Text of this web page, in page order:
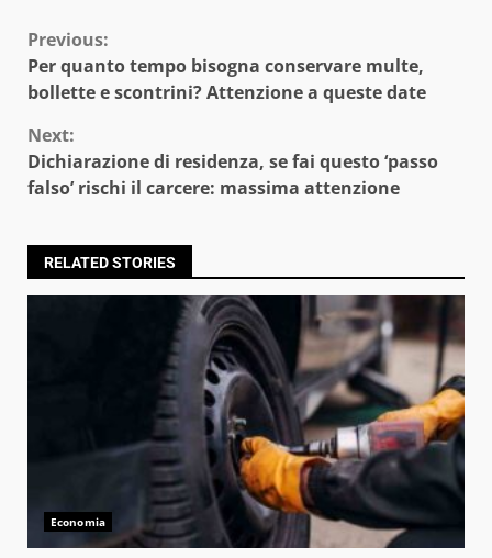
Continue
Reading
Previous:
Per quanto tempo bisogna conservare multe,
bollette e scontrini? Attenzione a queste date
Next:
Dichiarazione di residenza, se fai questo ‘passo
falso’ rischi il carcere: massima attenzione
RELATED STORIES
Economia